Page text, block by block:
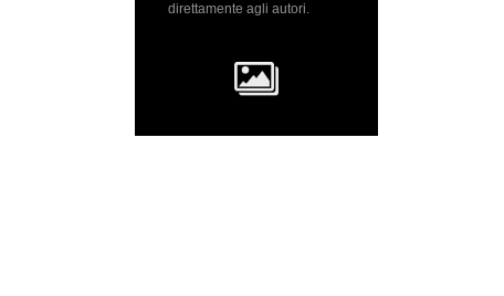
direttamente agli autori.